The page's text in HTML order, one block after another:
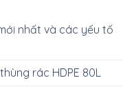
nhất và các yếu tố
rác HDPE 80L